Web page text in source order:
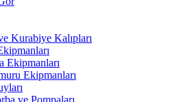
Kurabiye Kalıpları
Ekipmanları
Ekipmanları
ve Pompaları